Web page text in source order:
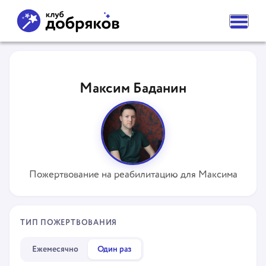
СМИ О НАС
КАК ПОМОЧЬ
ПОДПИСКА НА ДОБРО
Максим Баданин
Пожертвование на реабилитацию для Максима
ТИП ПОЖЕРТВОВАНИЯ
Ежемесячно Один раз